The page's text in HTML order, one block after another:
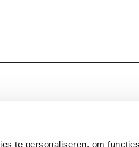
te personaliseren, om